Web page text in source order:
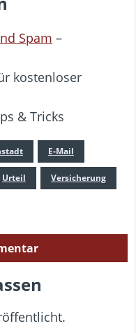
Spam –
kostenloser
& Tricks
E-Mail
Urteil Versicherung